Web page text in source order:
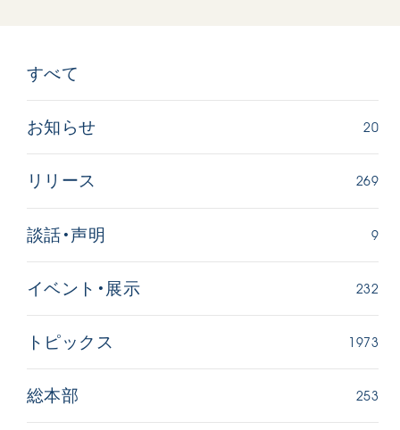
すべて
お知らせ 20
リリース 269
談話・声明 9
イベント・展示 232
トピックス 1973
総本部 253